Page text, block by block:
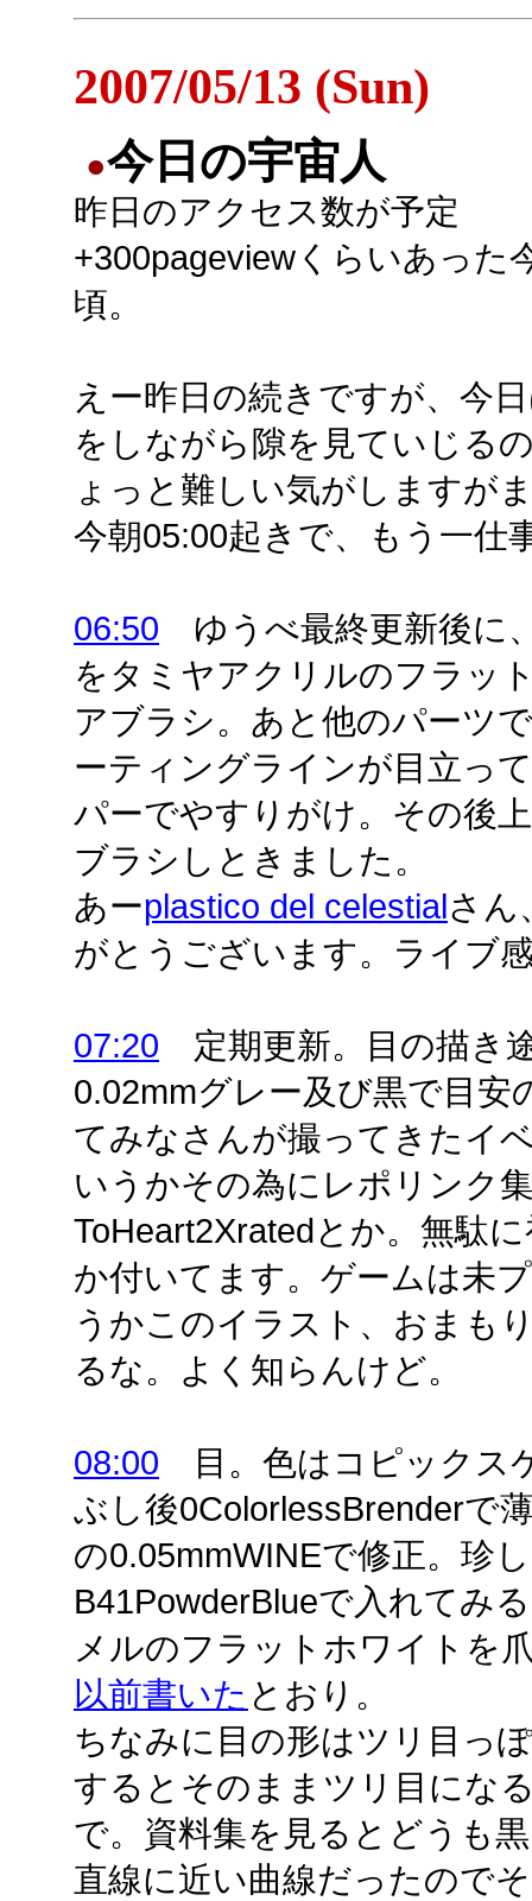
2007/05/13 (Sun)
●今日の宇宙人
昨日のアクセス数が予定
+300pageviewくらいあった
頃。
えー昨日の続きですが、今
をしながら隙を見ていじる
ょっと難しい気がしますが
今朝05:00起きで、もう一仕
06:50 ゆうべ最終更新後に
をタミヤアクリルのフラッ
アブラシ。あと他のパーツ
ーティングラインが目立っ
パーでやすりがけ。その後
ブラシしときました。
あーplastico del celestialさん
がとうございます。ライブ
07:20 定期更新。目の描き
0.02mmグレー及び黒で目
てみなさんが撮ってきたイ
いうかその為にレポリンク
ToHeart2Xratedとか。無駄
か付いてます。ゲームは未
うかこのイラスト、おまも
るな。よく知らんけど。
08:00 目。色はコピックス
ぶし後0ColorlessBrenderで
の0.05mmWINEで修正。珍
B41PowderBlueで入れてみ
メルのフラットホワイトを
以前書いた とおり。
ちなみに目の形はツリ目っ
するとそのままツリ目にな
で。資料集を見るとどうも
直線に近い曲線だったので